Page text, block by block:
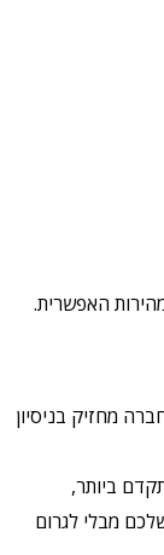
מחזיק בניסיון
ביותר,
מבלי לגרום